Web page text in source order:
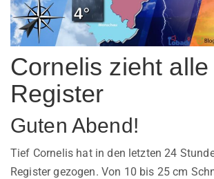
Cornelis zieht alle
Register
Guten Abend!
Tief Cornelis hat in den letzten 24
Register gezogen. Von 10 bis 25 cm